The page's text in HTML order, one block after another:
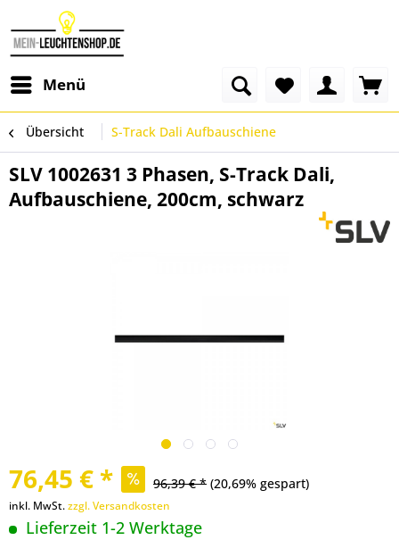
Menü
Übersicht S-Track Dali Aufbauschiene
SLV 1002631 3 Phasen, S-Track Dali,
Aufbauschiene, 200cm, schwarz
76,45 € * 96,39 € * (20,69% gespart)
inkl. MwSt.zzgl. Versandkosten
Lieferzeit 1-2 Werktage